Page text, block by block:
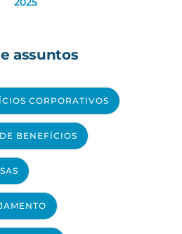
assuntos
CORPORATIVOS
BENEFÍCIOS